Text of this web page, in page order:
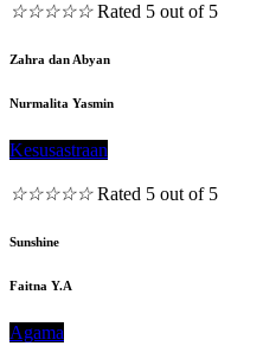
☆☆☆☆☆ Rated 5 out of 5
Zahra dan Abyan
Nurmalita Yasmin
Kesusastraan
☆☆☆☆☆ Rated 5 out of 5
Sunshine
Faitna Y.A
Agama